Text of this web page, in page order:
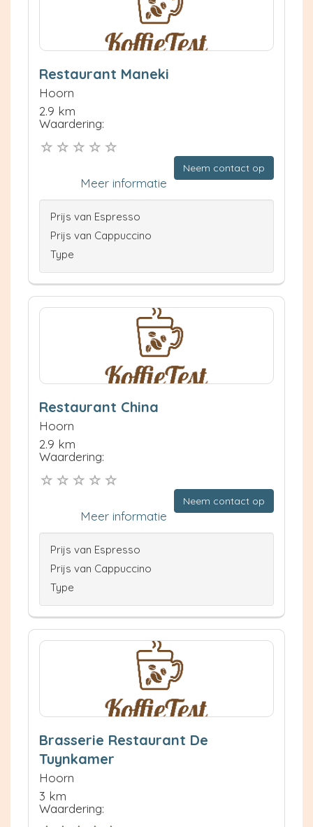
Restaurant Maneki
Hoorn
2.9 km
Waardering:
Neem contact op
Meer informatie
Prijs van Espresso
Prijs van Cappuccino
Type
Restaurant China
Hoorn
2.9 km
Waardering:
Neem contact op
Meer informatie
Prijs van Espresso
Prijs van Cappuccino
Type
Brasserie Restaurant De
Tuynkamer
Hoorn
3 km
Waardering: